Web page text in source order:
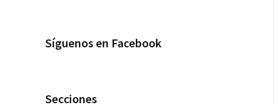
Síguenos en Facebook
Secciones